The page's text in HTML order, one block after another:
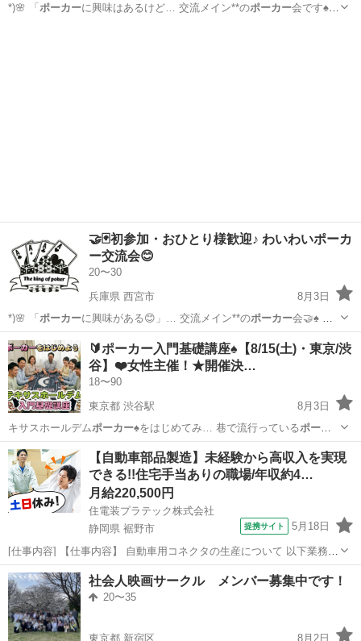
*)🌸 「ポーカーに興味はあるけど… 交流メイン**のポーカー会です♠️🤝
🤝🃏初参加・おひとり様歓迎♪ わいわいポーカ
ー交流会😊
20〜30
兵庫県 西宮市
8月3日
*)🌸 「 ポーカーに興味がある😊」… 交流メイン**のポーカー会🤝♠️ …
)✨ 🃏ポーカーを始めてみたい♪… り上がりながら、ポーカーの面白さ
を体験し…
兵庫 西宮市 友達
🔰ポーカー入門基礎講座♠️【8/15(土)・東京/渋
谷】❤️女性主催！★開催決…
18〜90
東京都 渋谷駅
8月3日
キサスホールデムポーカー♠️をはじめてみ… 巷で流行っているポーカ
ー
を始める絶好のチ… です♪ 🔰ポーカー初心者さんのため… おススメ
ポーカーには興味があるけ… いなぁーとかポーカー施設に行く勇気
が… ※1...
東京 渋谷区 渋谷駅 友達 ポーカー
【自動車部品製造】未経験から高収入を実現
できる!!住宅手当ありの職場/年収約4…
月給220,500円
住電装プラテック株式会社
静岡県 裾野市
提携サイト 5月18日
[仕事内容] 【仕事内容】 自動車用コネクタの生産について 以下業務を
ご担当いただきます。（雇入れ直後） ○製品の寸法測定、機能検査、
外観検査業務 ○その他付随作業 （業務内容の変更の範囲） 会社が定め
る範囲の業務 （...
静岡 裾野市 工場
社会人映画サークル メンバー募集中です！
20〜35
東京都 新宿区
8月2日